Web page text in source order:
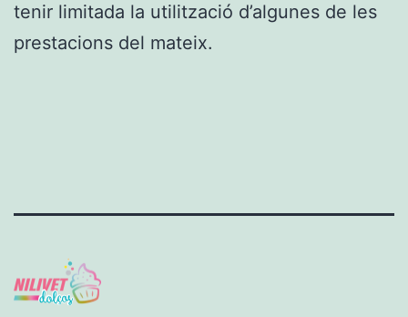
tenir limitada la utilització d’algunes de les
prestacions del mateix.